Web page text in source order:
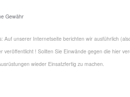
Gewähr
Auf unserer Internetseite berichten wir ausführlich
veröffentlicht ! Sollten Sie Einwände gegen die hier
wieder Einsatzfertig zu machen.